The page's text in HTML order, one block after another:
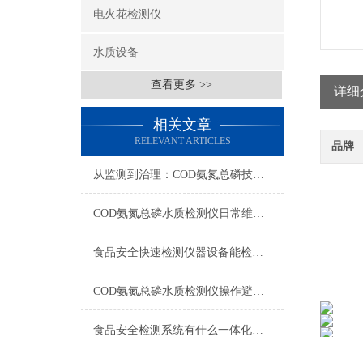
电火花检测仪
水质设备
查看更多 >>
相关文章
RELEVANT ARTICLES
从监测到治理：COD氨氮总磷技术的双领域实战解析
COD氨氮总磷水质检测仪日常维护与试剂管理，降低故障率就靠这几招
食品安全快速检测仪器设备能检什么？一张表说清适用范围
COD氨氮总磷水质检测仪操作避坑指南：这几个步骤直接影响数据准确性
食品安全检测系统有什么一体化配置·2023仪器仪表推荐·山东云唐
详细
品牌